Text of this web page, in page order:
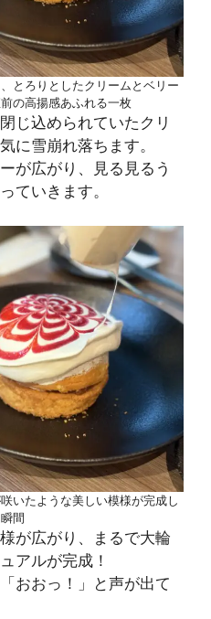
とろりとしたクリームとベリー
の高揚感あふれる一枚
じ込められていたクリ
に雪崩れ落ちます。
が広がり、見る見るう
ていきます。
いたような美しい模様が完成し
間
が広がり、まるで大輪
アルが完成！
おおっ！」と声が出て